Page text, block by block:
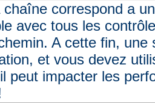
chaîne correspond a
avec tous les
A cette fin, une
et vous devez
peut impacter les